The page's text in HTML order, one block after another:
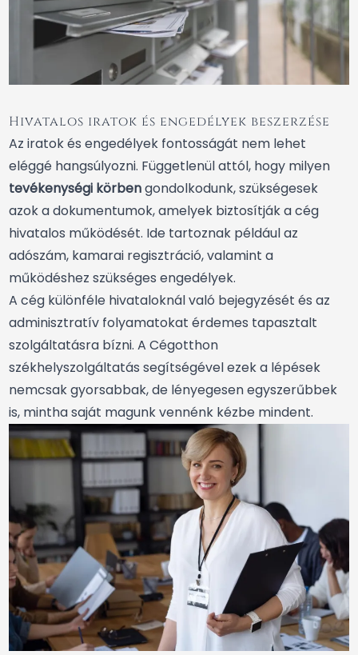
Hivatalos iratok és engedélyek beszerzése
Az iratok és engedélyek fontosságát nem lehet
eléggé hangsúlyozni. Függetlenül attól, hogy milyen
tevékenységi körbengondolkodunk, szükségesek
azok a dokumentumok, amelyek biztosítják a cég
hivatalos működését. Ide tartoznak például az
adószám, kamarai regisztráció, valamint a
működéshez szükséges engedélyek.
A cég különféle hivataloknál való bejegyzését és az
adminisztratív folyamatokat érdemes tapasztalt
szolgáltatásra bízni. A Cégotthon
székhelyszolgáltatás segítségével ezek a lépések
nemcsak gyorsabbak, de lényegesen egyszerűbbek
is, mintha saját magunk vennénk kézbe mindent.